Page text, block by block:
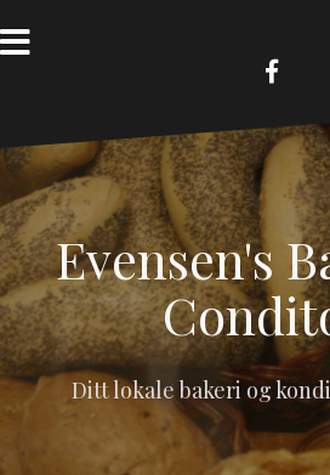
to
content
FB
Evensen's
Ditt lokale bakeri og